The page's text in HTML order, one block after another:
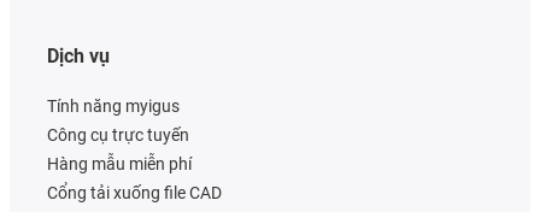
Dịch vụ
Tính năng myigus
Công cụ trực tuyến
Hàng mẫu miễn phí
Cổng tải xuống file CAD